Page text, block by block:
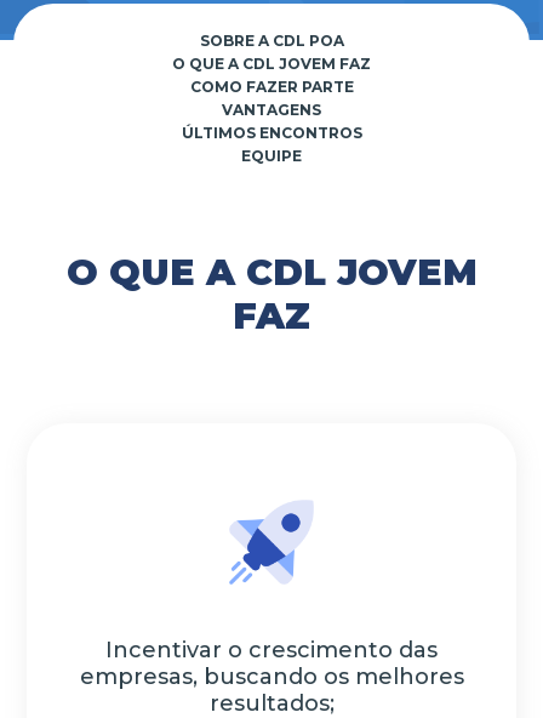
SOBRE A CDL POA
O QUE A CDL JOVEM FAZ
COMO FAZER PARTE
VANTAGENS
ÚLTIMOS ENCONTROS
EQUIPE
O QUE A CDL JOVEM
FAZ
Incentivar o crescimento das
empresas, buscando os melhores
resultados;